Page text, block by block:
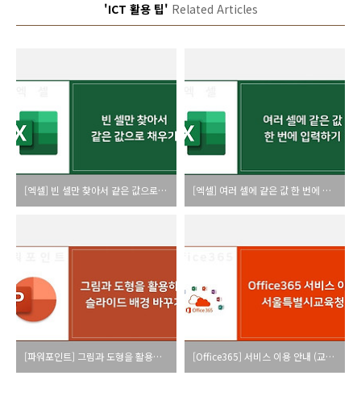
'ICT 활용 팁' Related Articles
[엑셀] 빈 셀만 찾아서 같은 값으로 채우기 [엑셀] 여러 셀에 같은 값 한 번에 입력하기
[파워포인트] 그림과 도형을 활용하여 슬라이드 배경 바꾸기 [Office365] 서비스 이용 안내 (교육청)